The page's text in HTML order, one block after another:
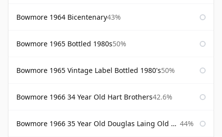
Bowmore 1964 Bicentenary43%
Bowmore 1965 Bottled 1980s50%
Bowmore 1965 Vintage Label Bottled 1980's50%
Bowmore 1966 34 Year Old Hart Brothers42.6%
Bowmore 1966 35 Year Old Douglas Laing Old Malt Cask 44%